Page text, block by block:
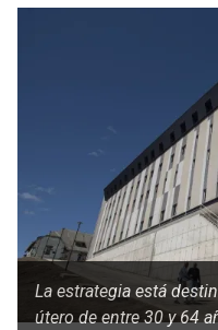
La estrategia está
útero de entre 30 y 64